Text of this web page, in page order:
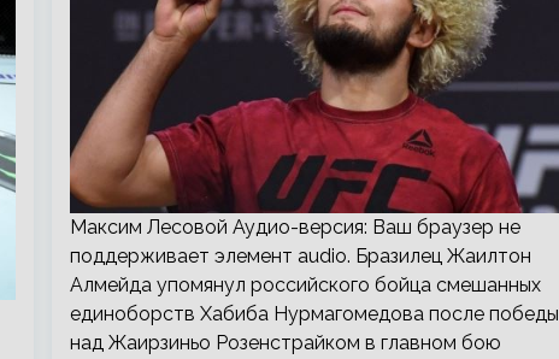
Максим Лесовой Аудио-версия: Ваш браузер не
поддерживает элемент audio. Бразилец Жаилтон
Алмейда упомянул российского бойца смешанных
единоборств Хабиба Нурмагомедова после победы
над Жаирзиньо Розенстрайком в главном бою